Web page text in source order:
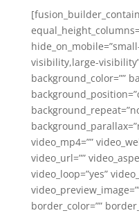
visibility,large-visibility”
background_color=””
video_mp4=””
video_url=””
video_loop=”yes”
border_color=””